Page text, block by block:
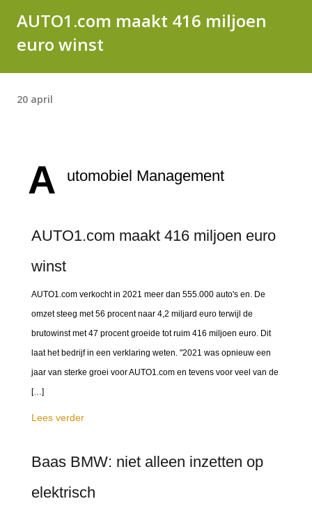
AUTO1.com maakt 416 miljoen
euro winst
20 april
A utomobiel Management
AUTO1.com maakt 416 miljoen euro
winst
AUTO1.com verkocht in 2021 meer dan 555.000 auto's en. De
omzet steeg met 56 procent naar 4,2 miljard euro terwijl de
brutowinst met 47 procent groeide tot ruim 416 miljoen euro. Dit
laat het bedrijf in een verklaring weten. "2021 was opnieuw een
jaar van sterke groei voor AUTO1.com en tevens voor veel van de
[…]
Lees verder
Baas BMW: niet alleen inzetten op
elektrisch